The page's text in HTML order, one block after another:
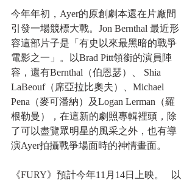
今年年初，Ayer的原創劇本還在片廠間
引發一場競標大戰。Jon Bernthal 最近形
容這部片子是「有史以來最黑暗的戰爭
電影之一」。以Brad Pitt領銜的演員陣
容，還有Bernthal（伯恩瑟）、 Shia
LaBeouf（席亞拉比奧夫）、Michael
Pena（麥可潘納）及Logan Lerman（羅
根勒曼），在這新的劇照專輯裡頭，除
了可以盡覽眾明星的風采之外，也有導
演Ayer拍攝戰爭場面時的神情畫面。
《FURY》預計今年11月14日上映。   以